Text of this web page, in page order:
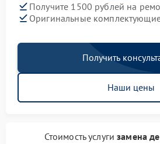
Получите 1500 рублей на
Оригинальные
Получить
Наши цены
Стоимость услугизамена